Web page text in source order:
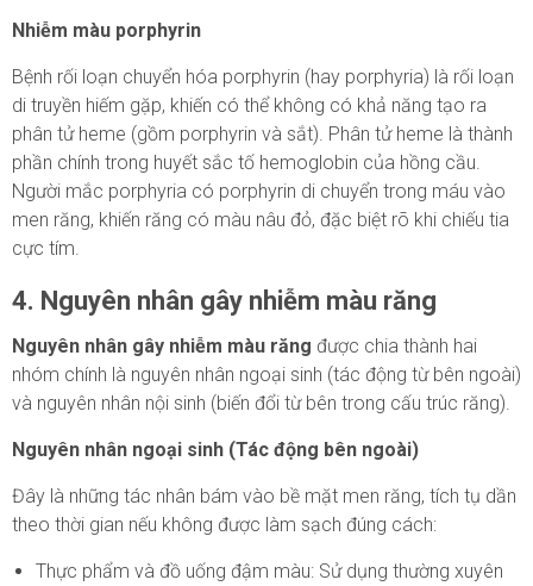
Nhiễm màu porphyrin
Bệnh rối loạn chuyển hóa porphyrin (hay porphyria) là rối loạn
di truyền hiếm gặp, khiến có thể không có khả năng tạo ra
phân tử heme (gồm porphyrin và sắt). Phân tử heme là thành
phần chính trong huyết sắc tố hemoglobin của hồng cầu.
Người mắc porphyria có porphyrin di chuyển trong máu vào
men răng, khiến răng có màu nâu đỏ, đặc biệt rõ khi chiếu tia
cực tím.
4. Nguyên nhân gây nhiễm màu răng
Nguyên nhân gây nhiễm màu răng được chia thành hai
nhóm chính là nguyên nhân ngoại sinh (tác động từ bên ngoài)
và nguyên nhân nội sinh (biến đổi từ bên trong cấu trúc răng).
Nguyên nhân ngoại sinh (Tác động bên ngoài)
Đây là những tác nhân bám vào bề mặt men răng, tích tụ dần
theo thời gian nếu không được làm sạch đúng cách:
Thực phẩm và đồ uống đậm màu: Sử dụng thường xuyên